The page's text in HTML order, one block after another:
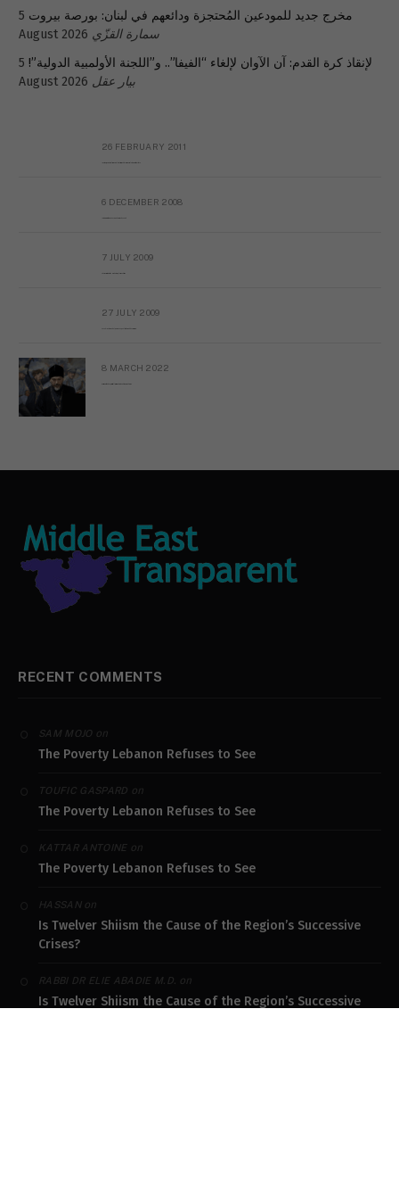
مخرج جديد للمودعين المُحتجزة ودائعهم في لبنان: بورصة بيروت 5
August 2026 سمارة القزّي
لإنقاذ كرة القدم: آن الآوان لإلغاء “الفيفا”.. و”اللجنة الأولمبية الدولية”! 5
August 2026 بيار عقل
26 FEBRUARY 2011
6 DECEMBER 2008
7 JULY 2009
27 JULY 2009
8 MARCH 2022
RECENT COMMENTS
SAM MOJO on
The Poverty Lebanon Refuses to See
TOUFIC GASPARD on
The Poverty Lebanon Refuses to See
KATTAR ANTOINEon
The Poverty Lebanon Refuses to See
HASSANon
Is Twelver Shiism the Cause of the Region’s Successive
Crises?
RABBI DR ELIE ABADIE M.D. on
Is Twelver Shiism the Cause of the Region’s Successive